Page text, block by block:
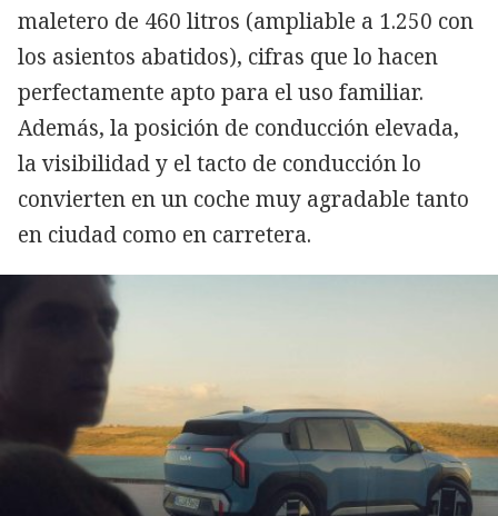
maletero de 460 litros (ampliable a 1.250 con
los asientos abatidos), cifras que lo hacen
perfectamente apto para el uso familiar.
Además, la posición de conducción elevada,
la visibilidad y el tacto de conducción lo
convierten en un coche muy agradable tanto
en ciudad como en carretera.